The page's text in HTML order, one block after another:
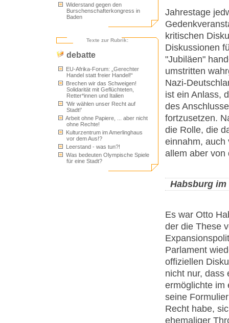
Widerstand gegen den
Burschenschafterkongress in
Baden
Texte zur Rubrik:
debatte
EU-Afrika-Forum: „Gerechter
Handel statt freier Handel!“
Brechen wir das Schweigen!
Solidarität mit Geflüchteten,
Retter*innen und Italien
'Wir wählen unser Recht auf
Stadt!'
Arbeit ohne Papiere, ... aber nicht
ohne Rechte!
Kulturzentrum im Amerlinghaus
vor dem Aus!?
Leerstand - was tun?!
Was bedeuten Olympische Spiele
für eine Stadt?
Jahrestage
kritischen
Diskussionen
"Jubiläen"
umstritten
Nazi-
ist ein Anlass,
des
fortzusetzen.
die Rolle, die
einnahm, auch
allem aber von
Habsburg im
Es war Otto
der die These
Parlament
offiziellen
nicht nur, dass
ermöglichte im
seine
Recht habe,
ehemaliger